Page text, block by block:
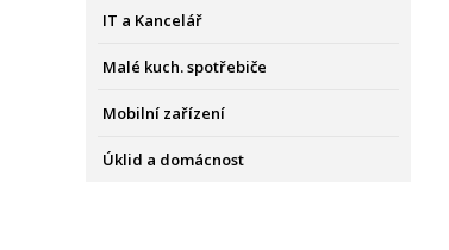
IT a Kancelář
Malé kuch. spotřebiče
Mobilní zařízení
Úklid a domácnost